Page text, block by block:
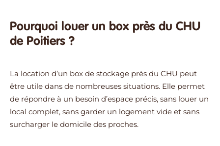
Pourquoi louer un box près du CHU
de Poitiers ?
La location d’un box de stockage près du CHU peut
être utile dans de nombreuses situations. Elle permet
de répondre à un besoin d’espace précis, sans louer un
local complet, sans garder un logement vide et sans
surcharger le domicile des proches.